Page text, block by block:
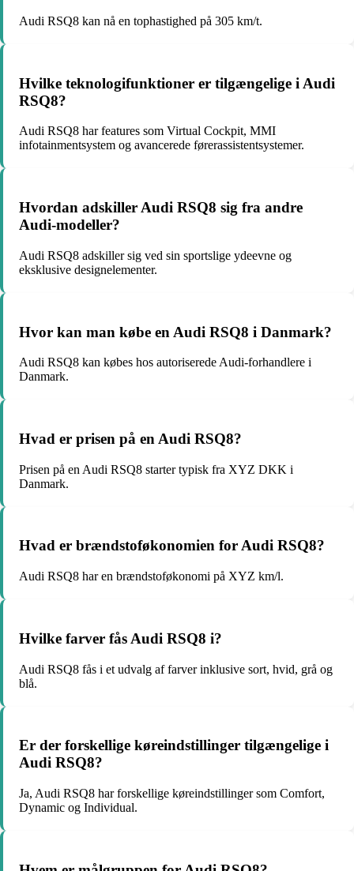
Audi RSQ8 kan nå en tophastighed på 305 km/t.
Hvilke teknologifunktioner er tilgængelige i Audi
RSQ8?
Audi RSQ8 har features som Virtual Cockpit, MMI
infotainmentsystem og avancerede førerassistentsystemer.
Hvordan adskiller Audi RSQ8 sig fra andre
Audi-modeller?
Audi RSQ8 adskiller sig ved sin sportslige ydeevne og
eksklusive designelementer.
Hvor kan man købe en Audi RSQ8 i Danmark?
Audi RSQ8 kan købes hos autoriserede Audi-forhandlere i
Danmark.
Hvad er prisen på en Audi RSQ8?
Prisen på en Audi RSQ8 starter typisk fra XYZ DKK i
Danmark.
Hvad er brændstoføkonomien for Audi RSQ8?
Audi RSQ8 har en brændstoføkonomi på XYZ km/l.
Hvilke farver fås Audi RSQ8 i?
Audi RSQ8 fås i et udvalg af farver inklusive sort, hvid, grå og
blå.
Er der forskellige køreindstillinger tilgængelige i
Audi RSQ8?
Ja, Audi RSQ8 har forskellige køreindstillinger som Comfort,
Dynamic og Individual.